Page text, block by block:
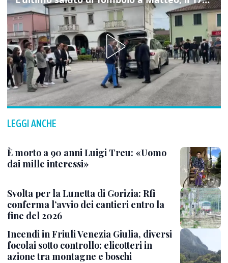
LEGGI ANCHE
È morto a 90 anni Luigi Treu: «Uomo
dai mille interessi»
Svolta per la Lunetta di Gorizia: Rfi
conferma l’avvio dei cantieri entro la
fine del 2026
Incendi in Friuli Venezia Giulia, diversi
focolai sotto controllo: elicotteri in
azione tra montagne e boschi